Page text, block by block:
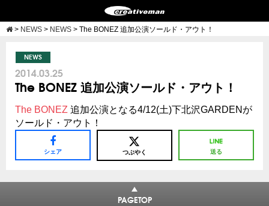
> NEWS > NEWS > The BONEZ 追加公演ソールド・アウト！
NEWS
2014.03.25
The BONEZ 追加公演ソールド・アウト！
The BONEZ 追加公演となる4/12(土)下北沢GARDENが
ソールド・アウト！
シェア つぶやく 送る
PAGETOP